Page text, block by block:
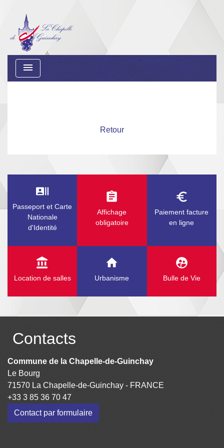
menu
Retour
recent_actors
Passeport et Carte
Nationale
d'Identité
assignment
Affichage
obligatoire
euro_symbol
Paiement facture
en ligne
account_balance
Location de salles
home
Urbanisme
supervised_user_circle
Bulle de Vie
Contacts
Commune de la Chapelle-de-Guinchay
Le Bourg
71570 La Chapelle-de-Guinchay - FRANCE
+33 3 85 36 70 47
Contact par formulaire